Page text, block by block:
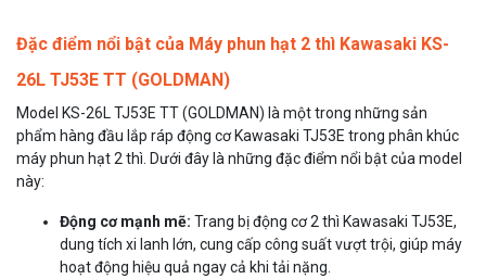
Đặc điểm nổi bật của Máy phun hạt 2 thì Kawasaki KS-
26L TJ53E TT (GOLDMAN)
Model KS-26L TJ53E TT (GOLDMAN) là một trong những sản
phẩm hàng đầu lắp ráp động cơ Kawasaki TJ53E trong phân khúc
máy phun hạt 2 thì. Dưới đây là những đặc điểm nổi bật của model
này:
Động cơ mạnh mẽ: Trang bị động cơ 2 thì Kawasaki TJ53E,
dung tích xi lanh lớn, cung cấp công suất vượt trội, giúp máy
hoạt động hiệu quả ngay cả khi tải nặng.